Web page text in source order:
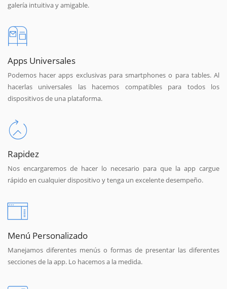
galería intuitiva y amigable.
Apps Universales
Podemos hacer apps exclusivas para smartphones o para tables. Al
hacerlas universales las hacemos compatibles para todos los
dispositivos de una plataforma.
Rapidez
Nos encargaremos de hacer lo necesario para que la app cargue
rápido en cualquier dispositivo y tenga un excelente desempeño.
Menú Personalizado
Manejamos diferentes menús o formas de presentar las diferentes
secciones de la app. Lo hacemos a la medida.